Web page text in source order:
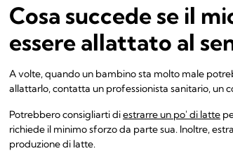
Cosa succede se il
essere allattato al
A volte, quando un bambino sta molto male
allattarlo, contatta un professionista sanitario, un
Potrebbero consigliarti diestrarre un po' di latte
richiede il minimo sforzo da parte sua. Inoltre,
produzione di latte.